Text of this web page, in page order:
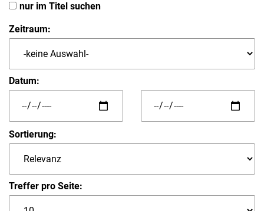
nur im Titel suchen
Zeitraum:
Datum:
Sortierung:
Treffer pro Seite: